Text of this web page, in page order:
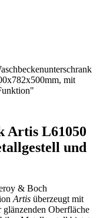
mit
Artis L61050
und
& Boch
Artis überzeugt mit
Oberfläche